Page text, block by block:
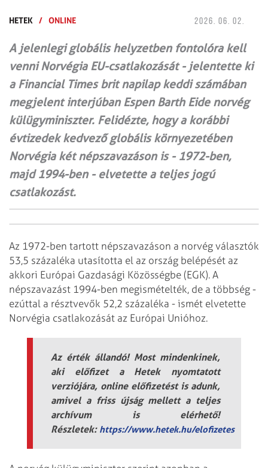
HETEK / ONLINE 2026. 06. 02.
A jelenlegi globális helyzetben fontolóra kell
venni Norvégia EU-csatlakozását - jelentette ki
a Financial Times brit napilap keddi számában
megjelent interjúban Espen Barth Eide norvég
külügyminiszter. Felidézte, hogy a korábbi
évtizedek kedvező globális környezetében
Norvégia két népszavazáson is - 1972-ben,
majd 1994-ben - elvetette a teljes jogú
csatlakozást.
Az 1972-ben tartott népszavazáson a norvég választók
53,5 százaléka utasította el az ország belépését az
akkori Európai Gazdasági Közösségbe (EGK). A
népszavazást 1994-ben megismételték, de a többség -
ezúttal a résztvevők 52,2 százaléka - ismét elvetette
Norvégia csatlakozását az Európai Unióhoz.
Az érték állandó! Most mindenkinek,
aki előfizet a Hetek nyomtatott
verziójára, online előfizetést is adunk,
amivel a friss újság mellett a teljes
archívum is elérhető!
Részletek: https://www.hetek.hu/elofizetes